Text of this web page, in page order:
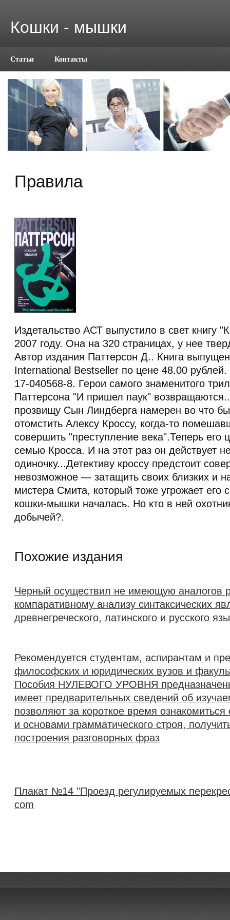
Кошки - мышки
Статьи Контакты
Правила
Издетальство АСТ выпустило в свет книгу
2007 году. Она на 320 страницах, у нее
Автор издания Паттерсон Д.. Книга
International Bestseller по цене 48.00
17-040568-8. Герои самого знаменитого
Паттерсона "И пришел паук"
прозвищу Сын Линдберга намерен во что
отомстить Алексу Кроссу, когда-то
совершить "преступление века".Теперь его
семью Кросса. И на этот раз он действует
одиночку...Детективу кроссу предстоит
невозможное — затащить своих близких и
мистера Смита, который тоже угрожает его
кошки-мышки началась. Но кто в ней
добычей?.
Похожие издания
Черный осуществил не имеющую аналогов
компаративному анализу синтаксических
древнегреческого, латинского и русского
Рекомендуется студентам, аспирантам и
философских и юридических вузов и
Пособия НУЛЕВОГО УРОВНЯ
имеет предварительных сведений об
позволяют за короткое время
и основами грамматического строя,
построения разговорных фраз
Плакат №14 "Проезд регулируемых
com